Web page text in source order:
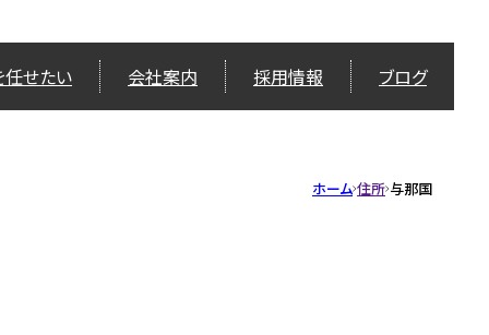
せたい 会社案内 採用情報 ブログ
ホーム 住所 与那国